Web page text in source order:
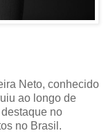
Neto, conhecido
ao longo de
no
no Brasil.